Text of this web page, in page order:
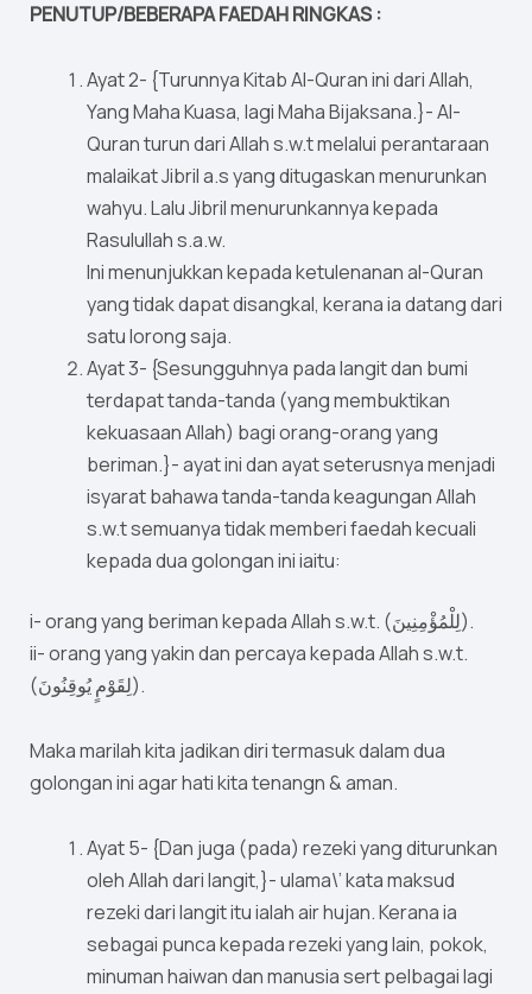
PENUTUP/BEBERAPA FAEDAH RINGKAS :
Ayat 2- {Turunnya Kitab Al-Quran ini dari Allah,
Yang Maha Kuasa, lagi Maha Bijaksana.}- Al-
Quran turun dari Allah s.w.t melalui perantaraan
malaikat Jibril a.s yang ditugaskan menurunkan
wahyu. Lalu Jibril menurunkannya kepada
Rasulullah s.a.w.
Ini menunjukkan kepada ketulenanan al-Quran
yang tidak dapat disangkal, kerana ia datang dari
satu lorong saja.
Ayat 3- {Sesungguhnya pada langit dan bumi
terdapat tanda-tanda (yang membuktikan
kekuasaan Allah) bagi orang-orang yang
beriman.}- ayat ini dan ayat seterusnya menjadi
isyarat bahawa tanda-tanda keagungan Allah
s.w.t semuanya tidak memberi faedah kecuali
kepada dua golongan ini iaitu:
i- orang yang beriman kepada Allah s.w.t. (لِلْمُؤْمِنِينَ).
ii- orang yang yakin dan percaya kepada Allah s.w.t.
(لِقَوْمٍ يُوقِنُونَ).
Maka marilah kita jadikan diri termasuk dalam dua
golongan ini agar hati kita tenangn & aman.
Ayat 5- {Dan juga (pada) rezeki yang diturunkan
oleh Allah dari langit,}- ulama\’ kata maksud
rezeki dari langit itu ialah air hujan. Kerana ia
sebagai punca kepada rezeki yang lain, pokok,
minuman haiwan dan manusia sert pelbagai lagi